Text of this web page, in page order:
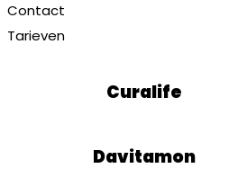
Contact
Tarieven
Curalife
Davitamon